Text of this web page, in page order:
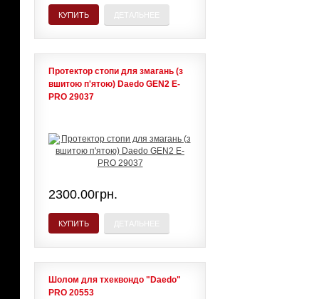
КУПИТЬ
Протектор стопи для змагань (з
вшитою п'ятою) Daedo GEN2 E-
PRO 29037
2300.00грн.
КУПИТЬ
Шолом для тхеквондо "Daedo"
PRO 20553